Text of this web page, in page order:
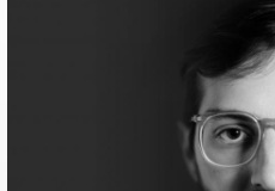
dimensions
celles du lampadaire
Lorsqu'il est replié
dimensions sont